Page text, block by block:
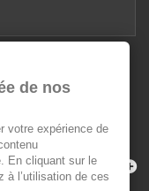
de nos
votre expérience de
En cliquant sur le
à l’utilisation de ces